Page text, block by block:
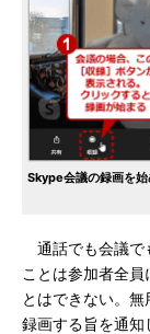
Skype会議の録画を始
通話でも会議で
ことは参加者全
とはできない。
録画する旨を通知